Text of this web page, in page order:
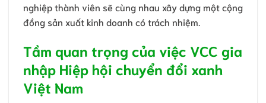
nghiệp thành viên sẽ cùng nhau xây dựng một cộng
đồng sản xuất kinh doanh có trách nhiệm.
Tầm quan trọng của việc VCC gia
nhập Hiệp hội chuyển đổi xanh
Việt Nam